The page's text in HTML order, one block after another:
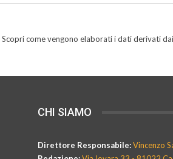
Scopri come vengono elaborati i dati derivati
CHI SIAMO
Direttore Responsabile:Vincenzo